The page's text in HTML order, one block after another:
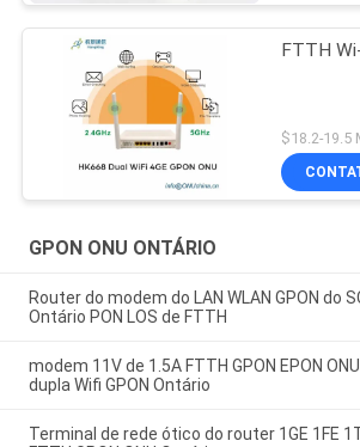
FTTH
$18.2-19.5
GPON ONU ONTÁRIO
Router do modem do LAN WLAN GPON do
Ontário PON LOS de FTTH
modem 11V de 1.5A FTTH GPON EPON
dupla Wifi GPON Ontário
Terminal de rede ótico do router 1GE 1FE